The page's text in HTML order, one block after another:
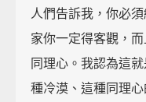
人們告訴我，你必
家你一定得客觀，
同理心。我認為這
種冷漠、這種同理